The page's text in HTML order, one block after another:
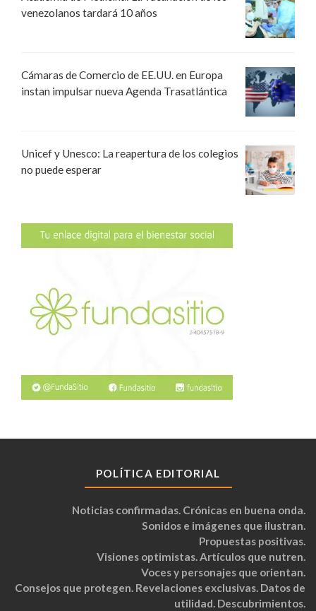
venezolanos tardará 10 años
Cámaras de Comercio de EE.UU. en Europa
instan impulsar nueva Agenda Trasatlántica
Unicef y Unesco: La reapertura de los colegios
no puede esperar
POLÍTICA EDITORIAL
Noticias confirmadas. Crónicas en buena onda.
Sonidos e imágenes que ilustran.
Propuestas positivas.
Visiones optimistas. Artículos que nutren.
Voces y personajes que orientan.
Consejos que protegen. Revelaciones exclusivas. Datos de
utilidad. Descubrimientos.